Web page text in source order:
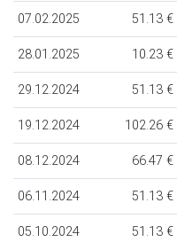
07.02.2025 51.13 €
28.01.2025 10.23 €
29.12.2024 51.13 €
19.12.2024 102.26 €
08.12.2024 66.47 €
06.11.2024 51.13 €
05.10.2024 51.13 €